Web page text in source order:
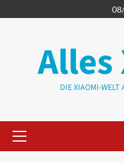
Inhalt
DIE XIAOMI-WELT
Menü